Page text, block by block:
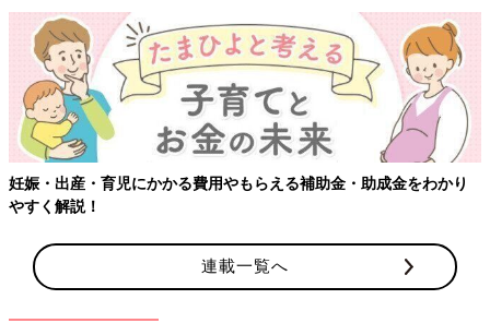
【ワクチン接種できるものも】妊婦の感染症対策、知っておいて！
連載一覧へ